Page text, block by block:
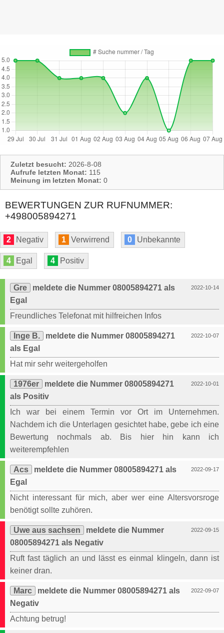
Zuletzt besucht: 2026-8-08
Aufrufe letzten Monat: 115
Meinung im letzten Monat: 0
BEWERTUNGEN ZUR RUFNUMMER:
+498005894271
2 Negativ 1 Verwirrend 0 Unbekannte
4 Egal 4 Positiv
2022-10-14
Gre
meldete die Nummer 08005894271 als
Egal
Freundliches Telefonat mit hilfreichen Infos
2022-10-07
Inge B.
meldete die Nummer 08005894271
als Egal
Hat mir sehr weitergeholfen
2022-10-01
1976er
meldete die Nummer 08005894271
als Positiv
Ich war bei einem Termin vor Ort im Unternehmen.
Nachdem ich die Unterlagen gesichtet habe, gebe ich eine
Bewertung nochmals ab. Bis hier hin kann ich
weiterempfehlen
2022-09-17
Acs
meldete die Nummer 08005894271 als
Egal
Nicht interessant für mich, aber wer eine Altersvorsroge
benötigt sollte zuhören.
2022-09-15
Uwe aus sachsen
meldete die Nummer
08005894271 als Negativ
Ruft fast täglich an und lässt es einmal klingeln, dann ist
keiner dran.
2022-09-07
Marc
meldete die Nummer 08005894271 als
Negativ
Achtung betrug!